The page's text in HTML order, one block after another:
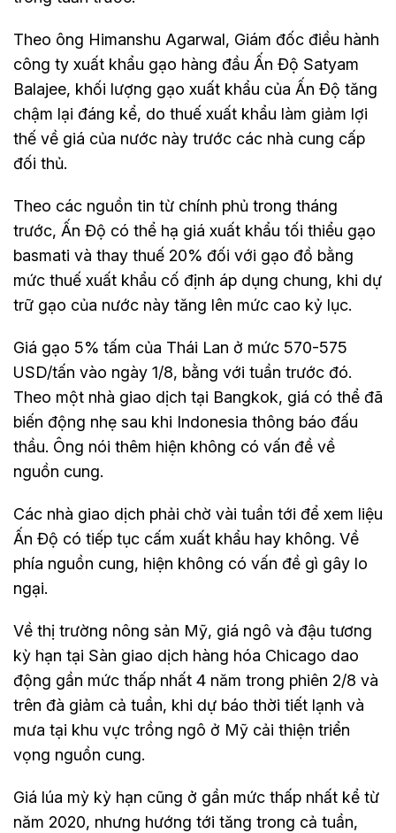
Theo ông Himanshu Agarwal, Giám đốc điều hành
công ty xuất khẩu gạo hàng đầu Ấn Độ Satyam
Balajee, khối lượng gạo xuất khẩu của Ấn Độ tăng
chậm lại đáng kể, do thuế xuất khẩu làm giảm lợi
thế về giá của nước này trước các nhà cung cấp
đối thủ.
Theo các nguồn tin từ chính phủ trong tháng
trước, Ấn Độ có thể hạ giá xuất khẩu tối thiểu gạo
basmati và thay thuế 20% đối với gạo đồ bằng
mức thuế xuất khẩu cố định áp dụng chung, khi dự
trữ gạo của nước này tăng lên mức cao kỷ lục.
Giá gạo 5% tấm của Thái Lan ở mức 570-575
USD/tấn vào ngày 1/8, bằng với tuần trước đó.
Theo một nhà giao dịch tại Bangkok, giá có thể đã
biến động nhẹ sau khi Indonesia thông báo đấu
thầu. Ông nói thêm hiện không có vấn đề về
nguồn cung.
Các nhà giao dịch phải chờ vài tuần tới để xem liệu
Ấn Độ có tiếp tục cấm xuất khẩu hay không. Về
phía nguồn cung, hiện không có vấn đề gì gây lo
ngại.
Về thị trường nông sản Mỹ, giá ngô và đậu tương
kỳ hạn tại Sàn giao dịch hàng hóa Chicago dao
động gần mức thấp nhất 4 năm trong phiên 2/8 và
trên đà giảm cả tuần, khi dự báo thời tiết lạnh và
mưa tại khu vực trồng ngô ở Mỹ cải thiện triển
vọng nguồn cung.
Giá lúa mỳ kỳ hạn cũng ở gần mức thấp nhất kể từ
năm 2020, nhưng hướng tới tăng trong cả tuần,